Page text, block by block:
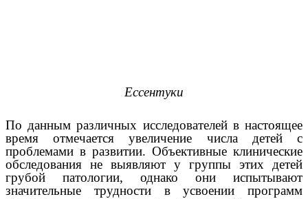
Ессентуки
По данным различных исследователей в настоящее
время отмечается увеличение числа детей с
проблемами в развитии. Объективные клинические
обследования не выявляют у группы этих детей
грубой патологии, однако они испытывают
значительные трудности в усвоении программ